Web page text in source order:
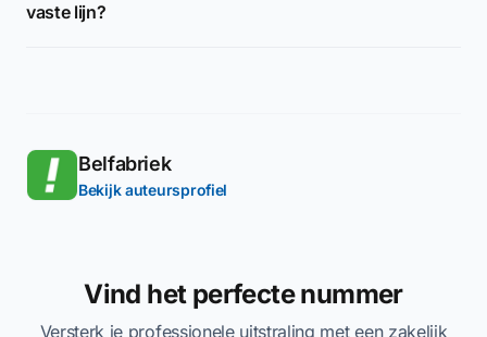
vaste lijn?
Belfabriek
Bekijk auteursprofiel
Vind het perfecte nummer
Versterk je professionele uitstraling met een zakelijk